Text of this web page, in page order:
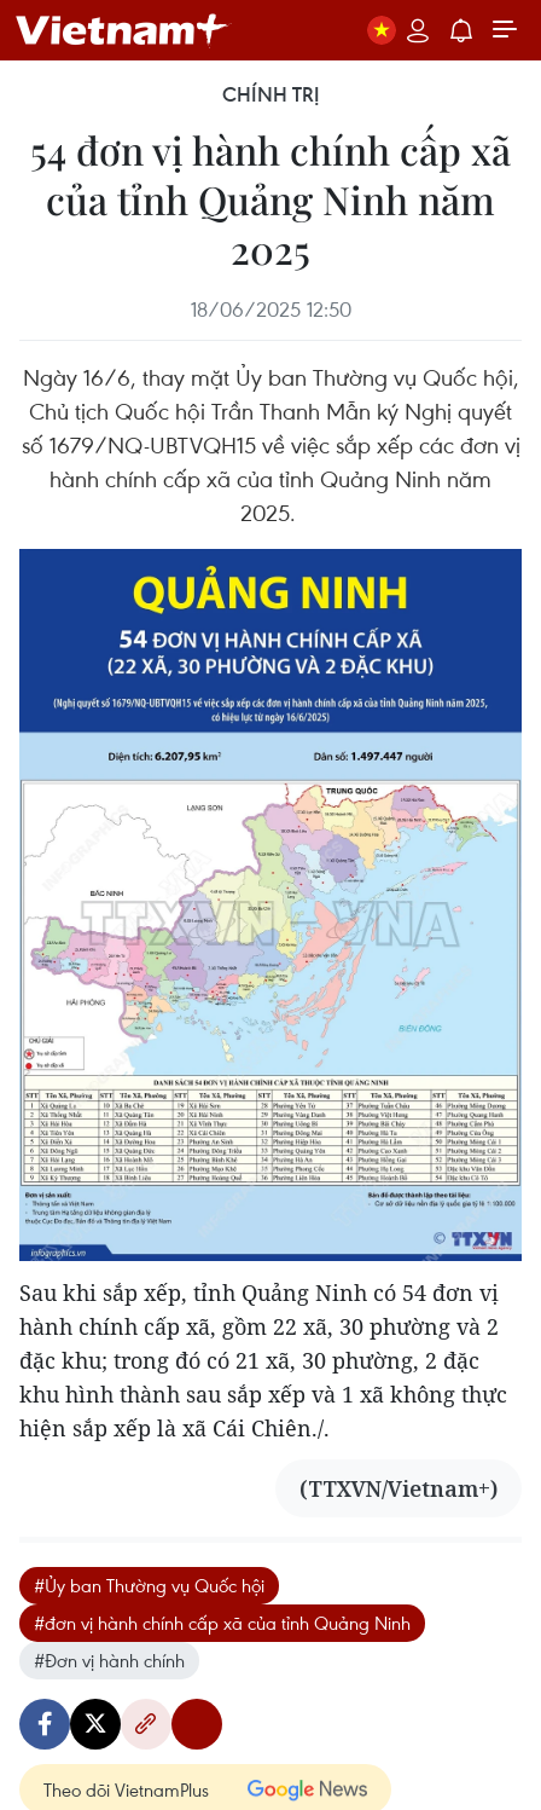
CHÍNH TRỊ
54 đơn vị hành chính cấp xã
của tỉnh Quảng Ninh năm
2025
18/06/2025 12:50
Ngày 16/6, thay mặt Ủy ban Thường vụ Quốc hội,
Chủ tịch Quốc hội Trần Thanh Mẫn ký Nghị quyết
số 1679/NQ-UBTVQH15 về việc sắp xếp các đơn vị
hành chính cấp xã của tỉnh Quảng Ninh năm
2025.
Sau khi sắp xếp, tỉnh Quảng Ninh có 54 đơn vị
hành chính cấp xã, gồm 22 xã, 30 phường và 2
đặc khu; trong đó có 21 xã, 30 phường, 2 đặc
khu hình thành sau sắp xếp và 1 xã không thực
hiện sắp xếp là xã Cái Chiên./.
(TTXVN/Vietnam+)
#Ủy ban Thường vụ Quốc hội
#đơn vị hành chính cấp xã của tỉnh Quảng Ninh
#Đơn vị hành chính
Theo dõi VietnamPlus